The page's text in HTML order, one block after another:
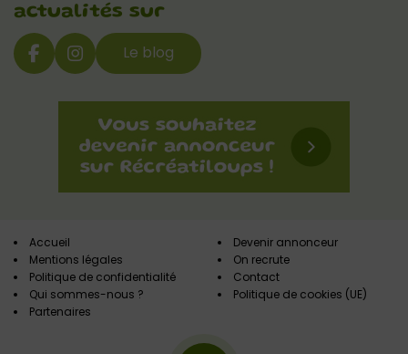
actualités sur
Le blog
Accueil
Mentions légales
Politique de confidentialité
Qui sommes-nous ?
Partenaires
Devenir annonceur
On recrute
Contact
Politique de cookies (UE)